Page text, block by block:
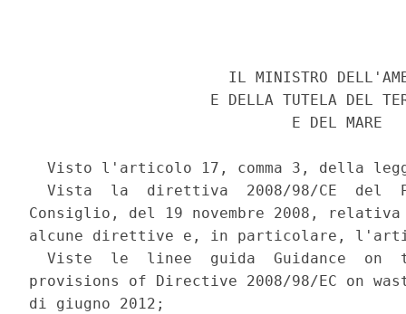
IL MINISTRO
E DELLA TUTELA DEL
                             E DEL MARE
Visto l'articolo 17, comma 3, della
Vista  la  direttiva  2008/98/CE  del
Consiglio, del 19 novembre 2008,
alcune direttive e, in particolare,
Viste  le  linee  guida  Guidance  on
provisions of Directive 2008/98/EC on
di giugno 2012;